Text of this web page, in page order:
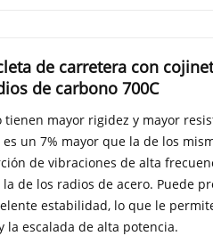
de carretera con
de carbono 700C
mayor rigidez y mayor
un 7% mayor que la de los
de vibraciones de alta
de los radios de acero. Puede
estabilidad, lo que le
escalada de alta potencia.